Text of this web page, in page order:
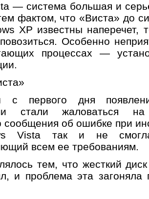
— система большая и
фактом, что «Виста» до
XP известны
Особенно
процессах —
с первого дня
стали жаловаться
сообщения об ошибке при
Vista так и не
всем ее требованиям.
тем, что жесткий
и проблема эта загоняла